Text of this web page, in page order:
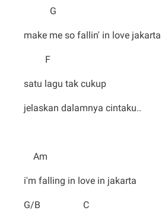
G
make me so fallin' in love jakarta
F
satu lagu tak cukup
jelaskan dalamnya cintaku..
Am
i'm falling in love in jakarta
G/B C